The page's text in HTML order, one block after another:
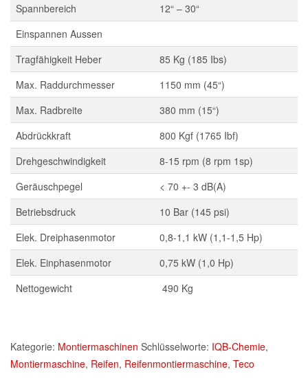
Spannbereich
12“ – 30“
Einspannen Aussen
Tragfähigkeit Heber
85 Kg (185 Ibs)
Max. Raddurchmesser
1150 mm (45“)
Max. Radbreite
380 mm (15“)
Abdrückkraft
800 Kgf (1765 Ibf)
Drehgeschwindigkeit
8-15 rpm (8 rpm 1sp)
Geräuschpegel
< 70 +- 3 dB(A)
Betriebsdruck
10 Bar (145 psi)
Elek. Dreiphasenmotor
0,8-1,1 kW (1,1-1,5 Hp)
Elek. Einphasenmotor
0,75 kW (1,0 Hp)
Nettogewicht
490 Kg
Kategorie: Montiermaschinen Schlüsselworte: IQB-Chemie,
Montiermaschine, Reifen, Reifenmontiermaschine, Teco